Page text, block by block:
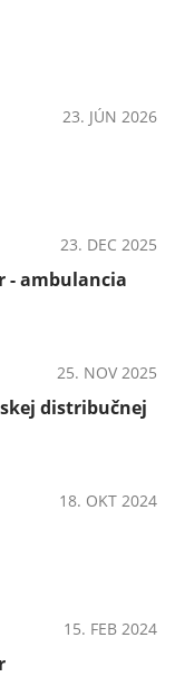
23. JÚN 2026
23. DEC 2025
- ambulancia
25. NOV 2025
distribučnej
18. OKT 2024
15. FEB 2024